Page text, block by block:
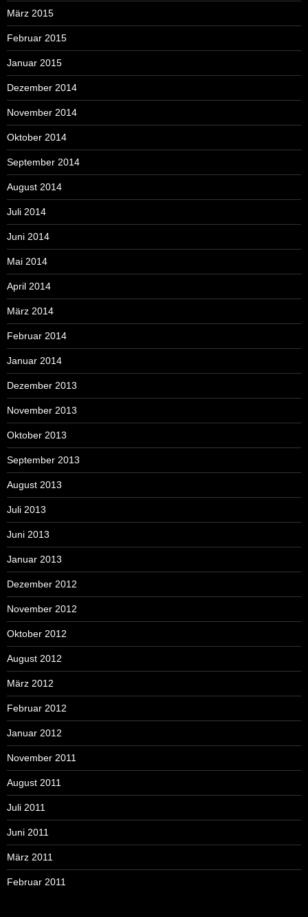
März 2015
Februar 2015
Januar 2015
Dezember 2014
November 2014
Oktober 2014
September 2014
August 2014
Juli 2014
Juni 2014
Mai 2014
April 2014
März 2014
Februar 2014
Januar 2014
Dezember 2013
November 2013
Oktober 2013
September 2013
August 2013
Juli 2013
Juni 2013
Januar 2013
Dezember 2012
November 2012
Oktober 2012
August 2012
März 2012
Februar 2012
Januar 2012
November 2011
August 2011
Juli 2011
Juni 2011
März 2011
Februar 2011